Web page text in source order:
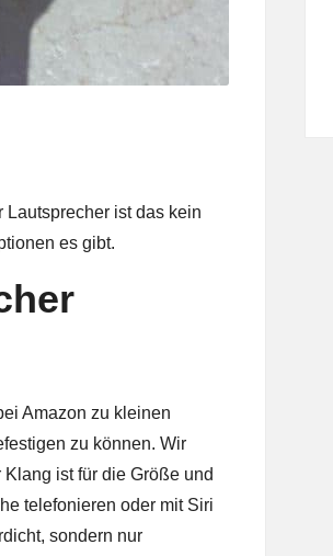
ist das kein
es gibt.
Amazon zu kleinen
zu können. Wir
ist für die Größe und
telefonieren oder mit Siri
sondern nur